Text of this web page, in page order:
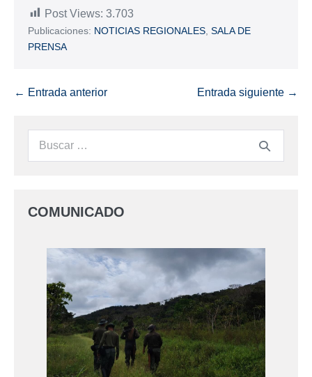
Post Views: 3.703
Publicaciones: NOTICIAS REGIONALES SALA DE
PRENSA
← Entrada anterior Entrada siguiente →
COMUNICADO